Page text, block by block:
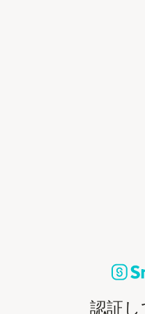
認証